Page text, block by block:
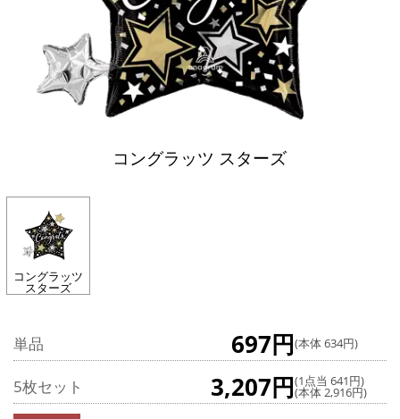
コングラッツ スターズ
コングラッツ
スターズ
単品 697円(本体 634円)
5枚セット 3,207円(1点当 641円)
(本体 2,916円)